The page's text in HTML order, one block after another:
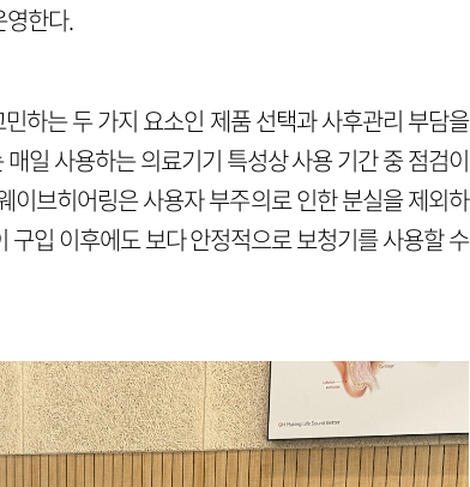
영한다.
하는 두 가지 요소인 제품 선택과 사후관리 부담을
일 사용하는 의료기기 특성상 사용 기간 중 점검이
이브히어링은 사용자 부주의로 인한 분실을 제외하
입 이후에도 보다 안정적으로 보청기를 사용할 수